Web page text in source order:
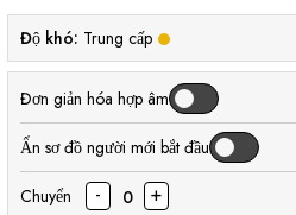
Độ khó: Trung cấp
Đơn giản hóa hợp âm
Ẩn sơ đồ người mới bắt đầu
Chuyển - 0 +